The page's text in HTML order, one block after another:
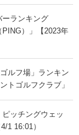
ーランキング
）」【2023年
ルフ場」ランキン
トゴルフクラブ」
ッチングウェッ
1 16:01）